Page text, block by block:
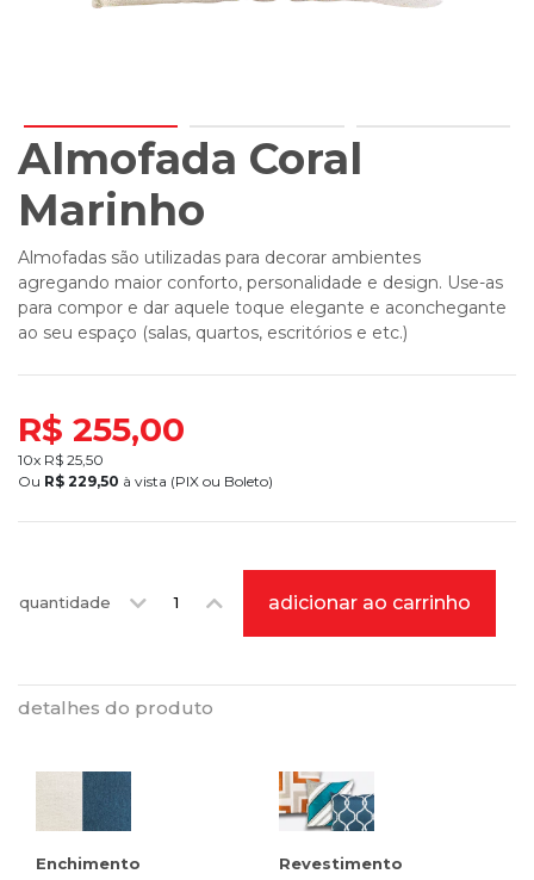
Almofada Coral
Marinho
Almofadas são utilizadas para decorar ambientes
agregando maior conforto, personalidade e design. Use-as
para compor e dar aquele toque elegante e aconchegante
ao seu espaço (salas, quartos, escritórios e etc.)
R$ 255,00
10x R$ 25,50
Ou R$ 229,50 à vista (PIX ou Boleto)
quantidade adicionar ao carrinho
detalhes do produto
Enchimento
Revestimento